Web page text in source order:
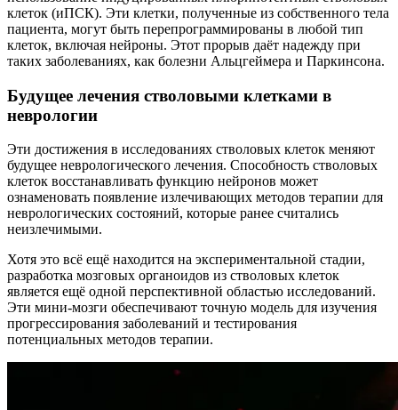
клеток (иПСК). Эти клетки, полученные из собственного тела
пациента, могут быть перепрограммированы в любой тип
клеток, включая нейроны. Этот прорыв даёт надежду при
таких заболеваниях, как болезни Альцгеймера и Паркинсона.
Будущее лечения стволовыми клетками в
неврологии
Эти достижения в исследованиях стволовых клеток меняют
будущее неврологического лечения. Способность стволовых
клеток восстанавливать функцию нейронов может
ознаменовать появление излечивающих методов терапии для
неврологических состояний, которые ранее считались
неизлечимыми.
Хотя это всё ещё находится на экспериментальной стадии,
разработка мозговых органоидов из стволовых клеток
является ещё одной перспективной областью исследований.
Эти мини-мозги обеспечивают точную модель для изучения
прогрессирования заболеваний и тестирования
потенциальных методов терапии.